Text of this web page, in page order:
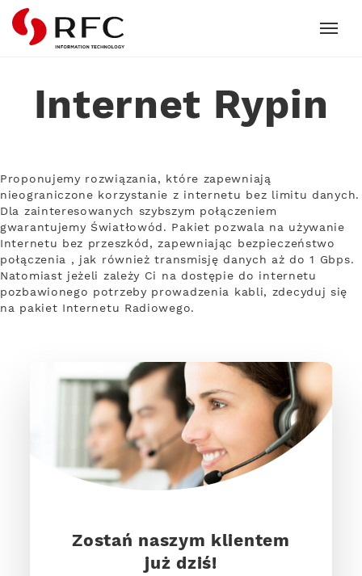
RFC
Internet Rypin
Proponujemy rozwiązania, które zapewniają
nieograniczone korzystanie z internetu bez limitu danych.
Dla zainteresowanych szybszym połączeniem
gwarantujemy Światłowód. Pakiet pozwala na używanie
Internetu bez przeszkód, zapewniając bezpieczeństwo
połączenia , jak również transmisję danych aż do 1 Gbps.
Natomiast jeżeli zależy Ci na dostępie do internetu
pozbawionego potrzeby prowadzenia kabli, zdecyduj się
na pakiet Internetu Radiowego.
Zostań naszym klientem
już dziś!